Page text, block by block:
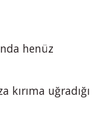
henüz
kırıma uğradığı